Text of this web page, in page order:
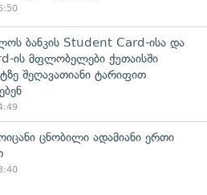
ბანკის Student Card-ისა და
ის მფლობელები ქუთაისში
შეღავათიანი ტარიფით
ცნობილი ადამიანი ერთი